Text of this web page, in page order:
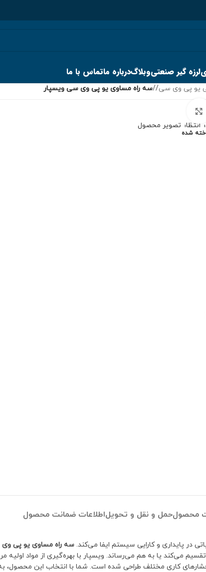
لرزه گیر صنعتیوبلاگدرباره ماتماس با ما
یو پی وی سی/ سه راه مساوی یو پی وی سی ویسپار
شده
محصولحمل و نقل و تحویلاطلاعات ضمانت محصول
در پایداری و کارایی سیستم ایفا می‌کند. سه راه مساوی یو پی
کاری مختلف طراحی شده است. شما با انتخاب این محصول،